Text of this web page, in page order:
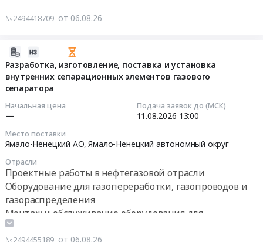
№2494418709 от 06.08.26
29/6
29/6
Разработка, изготовление, поставка и установка
внутренних сепарационных элементов газового
сепаратора
Начальная цена
—
Подача заявок до (МСК)
11.08.2026 13:00
Место поставки
Ямало-Ненецкий АО,Ямало-Ненецкий автономный округ
Отрасли
Проектные работы в нефтегазовой отрасли
Оборудование для газопереработки, газопроводов и
газораспределения
Монтаж и обслуживание оборудования для
газопереработки, газопроводов и газораспределения
№2494455189 от 06.08.26